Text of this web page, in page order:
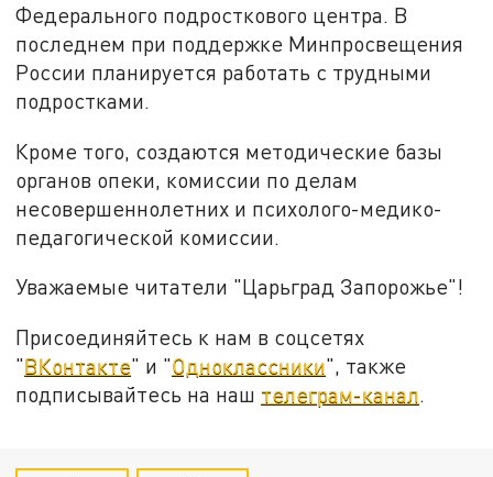
Федерального подросткового центра. В
последнем при поддержке Минпросвещения
России планируется работать с трудными
подростками.
Кроме того, создаются методические базы
органов опеки, комиссии по делам
несовершеннолетних и психолого-медико-
педагогической комиссии.
Уважаемые читатели "Царьград Запорожье"!
Присоединяйтесь к нам в соцсетях
"ВКонтакте" и "Одноклассники", также
подписывайтесь на наш телеграм-канал.